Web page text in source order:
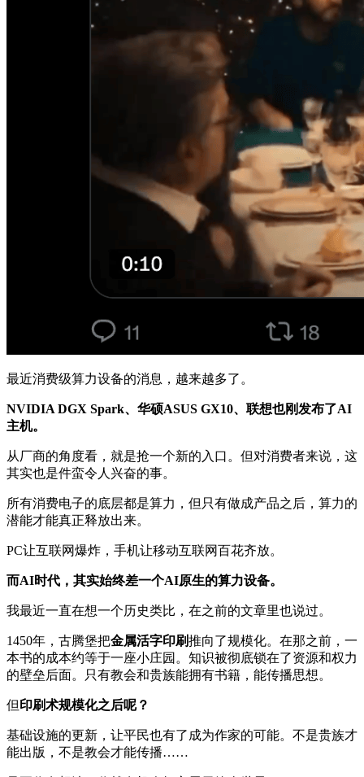
最近消费级算力设备的消息，越来越多了。
NVIDIA DGX Spark、华硕ASUS GX10、联想也刚发布了AI
主机。
从厂商的角度看，就是抢一个新的入口。但对消费者来说，这
其实也是件蛮令人兴奋的事。
所有消费电子的底层都是算力，但只有做成产品之后，算力的
潜能才能真正释放出来。
PC让互联网爆炸，手机让移动互联网百花齐放。
而AI时代，其实始终差一个AI原生的算力设备。
我最近一直在想一个历史类比，在之前的文章里也说过。
1450年，古腾堡把金属活字印刷推向了规模化。在那之前，一
本书的成本约等于一座小庄园。知识被彻底锁在了资源和权力
的壁垒后面。只有教会和贵族能拥有书籍，能传播思想。
但印刷术规模化之后呢？
基础设施的更新，让平民也有了成为作家的可能。不是贵族才
能出版，不是教会才能传播……